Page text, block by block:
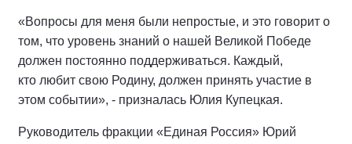
«Вопросы для меня были непростые, и это говорит о
том, что уровень знаний о нашей Великой Победе
должен постоянно поддерживаться. Каждый,
кто любит свою Родину, должен принять участие в
этом событии», - призналась Юлия Купецкая.
Руководитель фракции «Единая Россия» Юрий